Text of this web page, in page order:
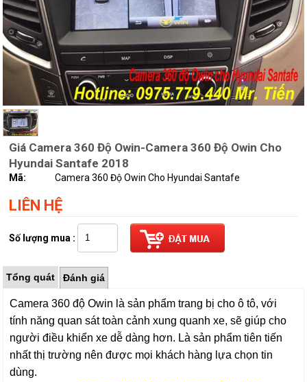
Giá Camera 360 Độ Owin-Camera 360 Độ Owin Cho
Hyundai Santafe 2018
Mã: Camera 360 Độ Owin Cho Hyundai Santafe
LIÊN HỆ
Số lượng mua :
Tổng quát Đánh giá
Camera 360 độ Owin là sản phẩm trang bị cho ô tô, với
tính năng quan sát toàn cảnh xung quanh xe, sẽ giúp cho
người điều khiển xe dễ dàng hơn. Là sản phẩm tiên tiến
nhất thị trường nên được mọi khách hàng lựa chọn tin
dùng.